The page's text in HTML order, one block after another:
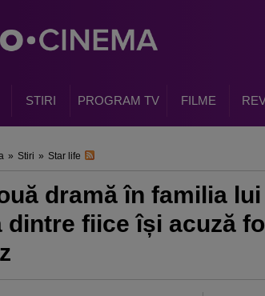
STIRI PROGRAM TV FILME
» Stiri » Star life
dramă în familia
dintre fiice își acuză